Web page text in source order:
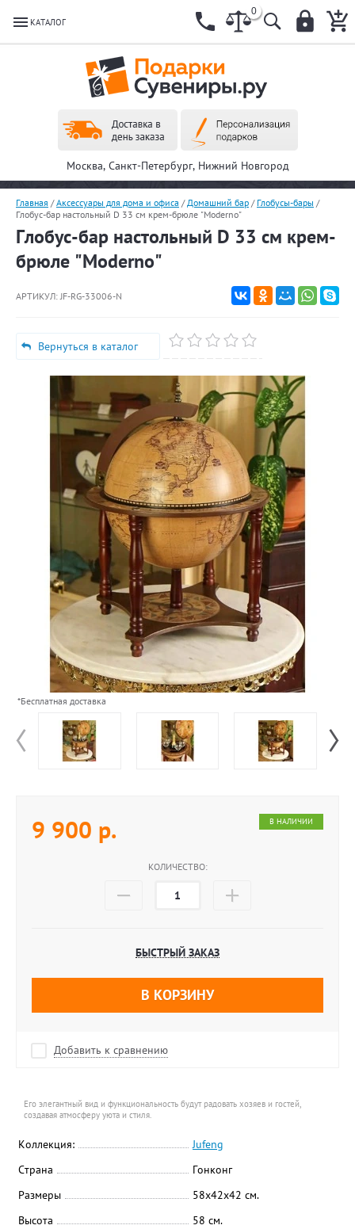
КАТАЛОГ
0
Москва, Санкт-Петербург, Нижний Новгород
Главная /Аксессуары для дома и офиса /Домашний бар / Глобусы-бары /
Глобус-бар настольный D 33 см крем-брюле "Moderno"
Глобус-бар настольный D 33 см крем-
брюле "Moderno"
АРТИКУЛ: JF-RG-33006-N
Вернуться в каталог
*Бесплатная доставка
Его элегантный вид и функциональность будут радовать хозяев и гостей,
создавая атмосферу уюта и стиля.
Коллекция:
Jufeng
Страна
Гонконг
Размеры
58x42x42 см.
Высота
58 см.
9 900 р. В НАЛИЧИИ
КОЛИЧЕСТВО:
БЫСТРЫЙ ЗАКАЗ
В КОРЗИНУ
Добавить к сравнению